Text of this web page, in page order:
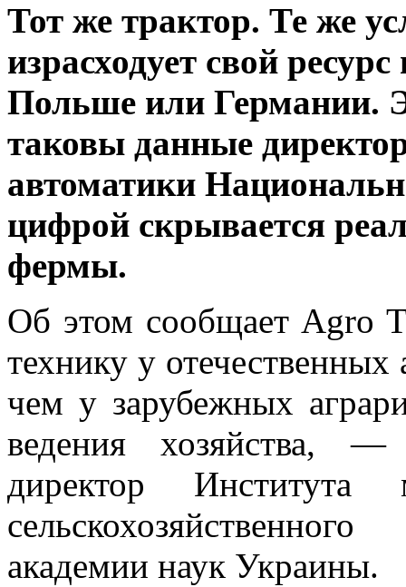
Тот же трактор. Те же
израсходует свой
Польше или Германии.
таковы данные
автоматики
цифрой скрывается
фермы.
Об этом сообщает Agro
технику у
чем у зарубежных
ведения хозяйства,
директор Института
академии наук Украины.